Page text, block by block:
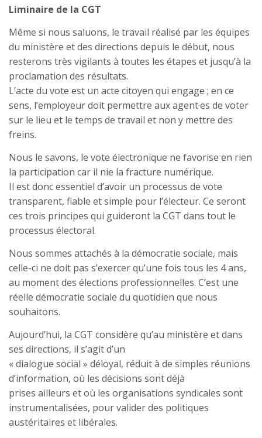
Liminaire de la CGT
Même si nous saluons, le travail réalisé par les équipes
du ministère et des directions depuis le début, nous
resterons très vigilants à toutes les étapes et jusqu’à la
proclamation des résultats.
L’acte du vote est un acte citoyen qui engage ; en ce
sens, l’employeur doit permettre aux agent·es de voter
sur le lieu et le temps de travail et non y mettre des
freins.
Nous le savons, le vote électronique ne favorise en rien
la participation car il nie la fracture numérique.
Il est donc essentiel d’avoir un processus de vote
transparent, fiable et simple pour l’électeur. Ce seront
ces trois principes qui guideront la CGT dans tout le
processus électoral.
Nous sommes attachés à la démocratie sociale, mais
celle-ci ne doit pas s’exercer qu’une fois tous les 4 ans,
au moment des élections professionnelles. C’est une
réelle démocratie sociale du quotidien que nous
souhaitons.
Aujourd’hui, la CGT considère qu’au ministère et dans
ses directions, il s’agit d’un
« dialogue social » déloyal, réduit à de simples réunions
d’information, où les décisions sont déjà
prises ailleurs et où les organisations syndicales sont
instrumentalisées, pour valider des politiques
austéritaires et libérales.